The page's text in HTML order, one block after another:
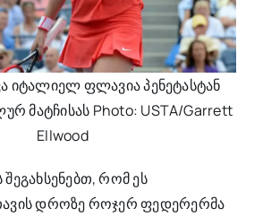
იტალიელ ფლავია პენეტასტან
მატჩისას Photo: USTA/Garrett
Ellwood
რომ ეს
დროზე როჯერ ფედერერმა